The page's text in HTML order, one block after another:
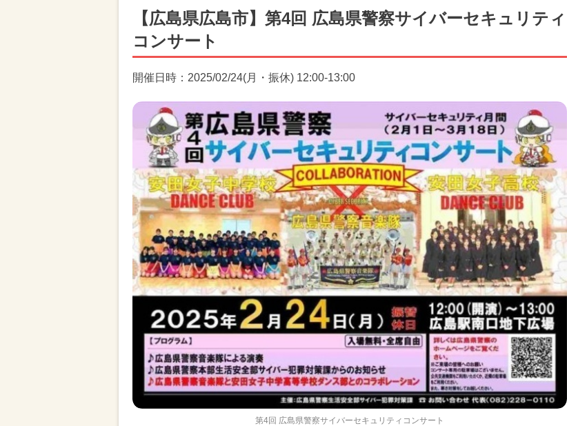
【広島県広島市】第4回 広島県警察サイバーセキュリティ
コンサート
開催日時：2025/02/24(月・振休) 12:00-13:00
第4回 広島県警察サイバーセキュリティコンサート